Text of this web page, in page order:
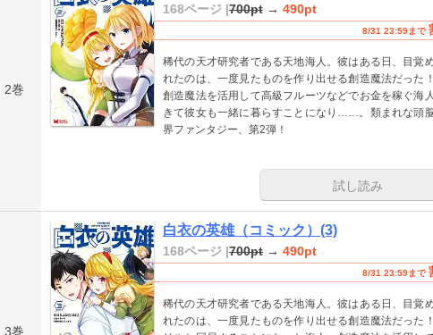
2巻
168ページ |700pt → 490pt
8/31 23:59まで
稀代の天才研究者である天地海人。彼はある日、目覚
れたのは、一度見たものを作り出せる創造魔法だった
創造魔法を活用して高級フルーツなどでお金を稼ぐ海
きて彼女も一緒に暮らすことになり……。類まれな頭
界ファンタジー、第2弾！
試し読み
3巻
白衣の英雄（コミック）(3)
168ページ |700pt → 490pt
8/31 23:59まで
稀代の天才研究者である天地海人。彼はある日、目覚
れたのは、一度見たものを作り出せる創造魔法だった